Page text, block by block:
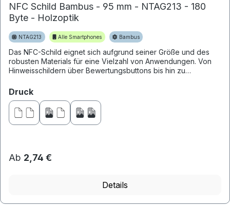
NFC Schild Bambus - 95 mm - NTAG213 - 180
Byte - Holzoptik
NTAG213 Alle Smartphones Bambus
Das NFC-Schild eignet sich aufgrund seiner Größe und des
robusten Materials für eine Vielzahl von Anwendungen. Von
Hinweisschildern über Bewertungsbuttons bis hin zu
Druckauswählen
Ab 2,74 €
Details